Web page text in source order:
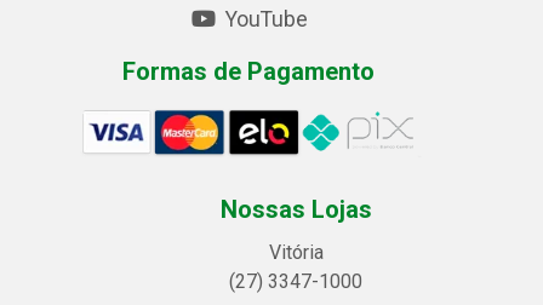
YouTube
Formas de Pagamento
Nossas Lojas
Vitória
(27) 3347-1000